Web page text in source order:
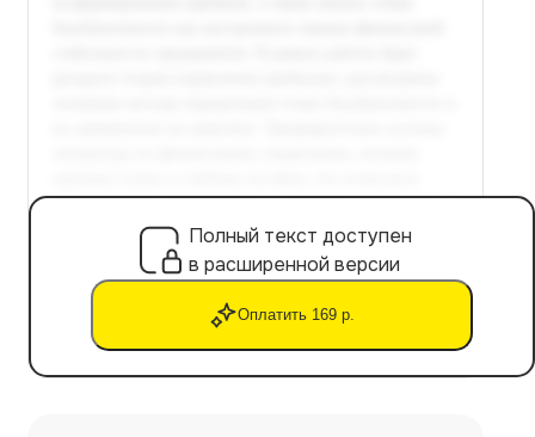
Полный текст доступен
в расширенной версии
Оплатить 169 р.